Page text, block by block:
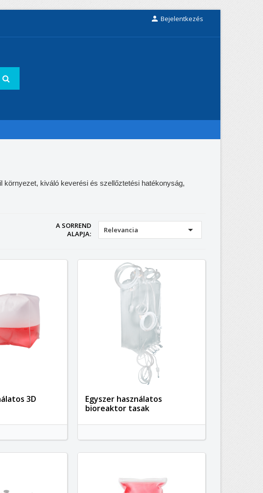
 Bejelentkezés
kiváló keverési és szellőztetési hatékonyság,
A SORREND
ALAPJA:
Relevancia 
3D
Egyszer használatos
bioreaktor tasak